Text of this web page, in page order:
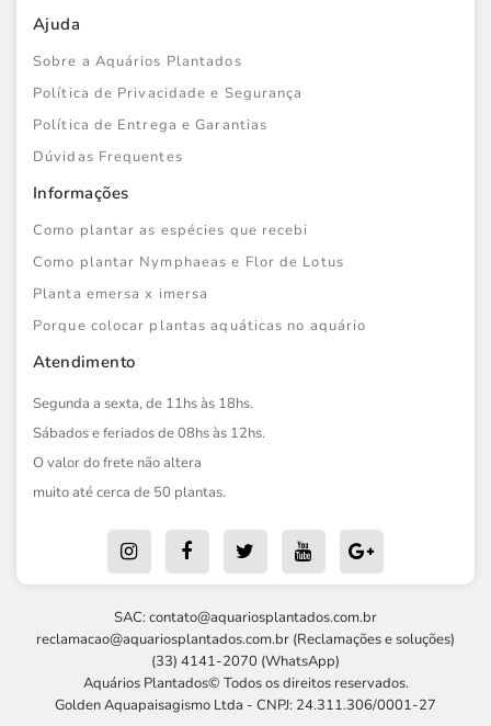
Ajuda
Sobre a Aquários Plantados
Política de Privacidade e Segurança
Política de Entrega e Garantias
Dúvidas Frequentes
Informações
Como plantar as espécies que recebi
Como plantar Nymphaeas e Flor de Lotus
Planta emersa x imersa
Porque colocar plantas aquáticas no aquário
Atendimento
Segunda a sexta, de 11hs às 18hs.
Sábados e feriados de 08hs às 12hs.
O valor do frete não altera
muito até cerca de 50 plantas.
SAC: contato@aquariosplantados.com.br
reclamacao@aquariosplantados.com.br (Reclamações e soluções)
(33) 4141-2070 (WhatsApp)
Aquários Plantados© Todos os direitos reservados.
Golden Aquapaisagismo Ltda - CNPJ: 24.311.306/0001-27